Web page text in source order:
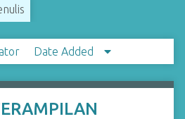
Date Added